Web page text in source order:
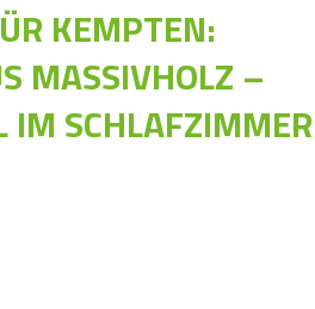
KEMPTEN:
MASSIVHOLZ –
IM SCHLAFZIMMER